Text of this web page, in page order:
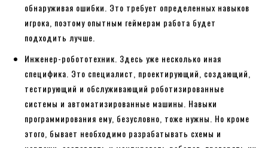
обнаруживая ошибки. Это требует определенных навыков
игрока, поэтому опытным геймерам работа будет
подходить лучше.
Инженер-робототехник. Здесь уже несколько иная
специфика. Это специалист, проектирующий, создающий,
тестирующий и обслуживающий роботизированные
системы и автоматизированные машины. Навыки
программирования ему, безусловно, тоже нужны. Но кроме
этого, бывает необходимо разрабатывать схемы и